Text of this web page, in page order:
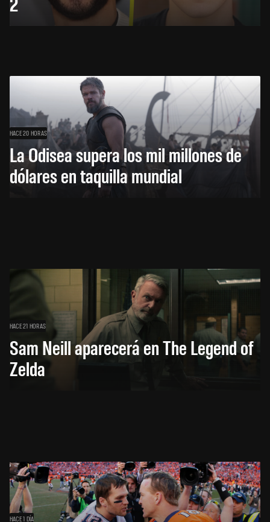
HACE 20 HORAS
La Odisea supera los mil millones de
dólares en taquilla mundial
HACE 21 HORAS
Sam Neill aparecerá en The Legend of
Zelda
HACE 1 DÍA